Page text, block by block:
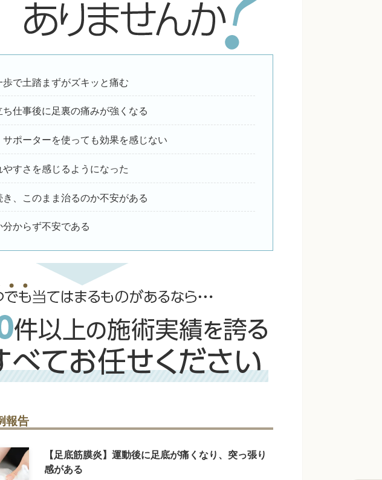
で土踏まずがズキッと痛む
仕事後に足裏の痛みが強くなる
ポーターを使っても効果を感じない
すさを感じるようになった
、このまま治るのか不安がある
からず不安である
報告
【足底筋膜炎】運動後に足底が痛くなり、突っ張り
感がある